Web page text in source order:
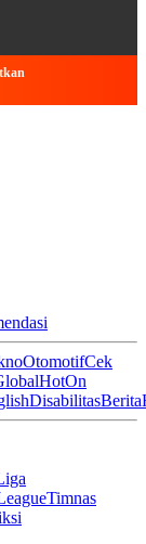
OtomotifCek
HotOn
DisabilitasBerita
Timnas